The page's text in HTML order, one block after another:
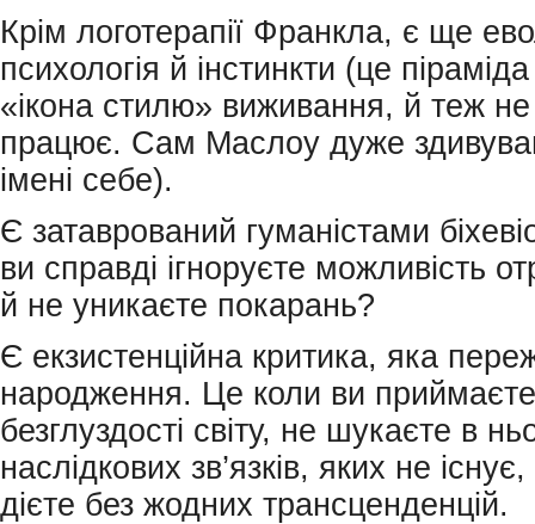
Крім логотерапії Франкла, є ще
психологія й інстинкти (це
«ікона стилю» виживання, й теж не
працює. Сам Маслоу дуже
імені себе).
Є затаврований гуманістами
ви справді ігноруєте можливість
й не уникаєте покарань?
Є екзистенційна критика, яка
народження. Це коли ви
безглуздості світу, не шукаєте в
наслідкових зв’язків, яких не
дієте без жодних трансценденцій.